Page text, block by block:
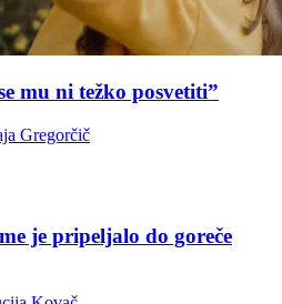
mu ni težko posvetiti”
Gregorčič
je pripeljalo do goreče